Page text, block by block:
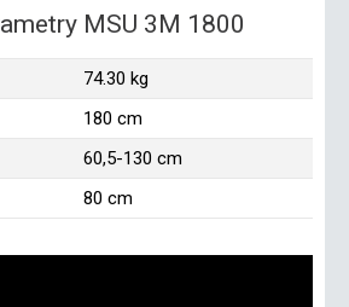
MSU 3M 1800
74.30 kg
180 cm
60,5-130 cm
80 cm